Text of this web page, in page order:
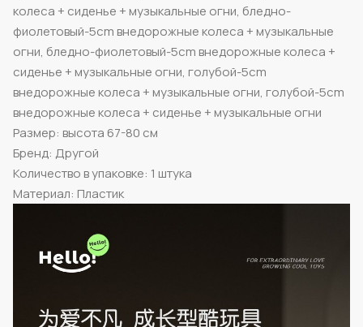
колеса + сиденье + музыкальные огни, бледно-
фиолетовый-5cm внедорожные колеса + музыкальные
огни, бледно-фиолетовый-5cm внедорожные колеса +
сиденье + музыкальные огни, голубой-5cm
внедорожные колеса + музыкальные огни, голубой-5cm
внедорожные колеса + сиденье + музыкальные огни
Размер: высота 67-80 см
Бренд: Другой
Количество в упаковке: 1 штука
Материал: Пластик